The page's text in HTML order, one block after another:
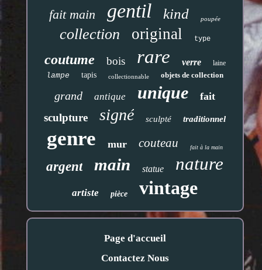
fait main gentil kind poupée
collection original type
coutume bois rare verre laine
lampe tapis collectionnable objets de collection
grand antique unique fait
sculpture signé sculpté traditionnel
genre mur couteau fait à la main
argent main statue nature
artiste pièce vintage
Page d'accueil
Contactez Nous